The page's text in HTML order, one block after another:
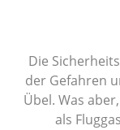
Die
der Gefahren
Übel. Was
als